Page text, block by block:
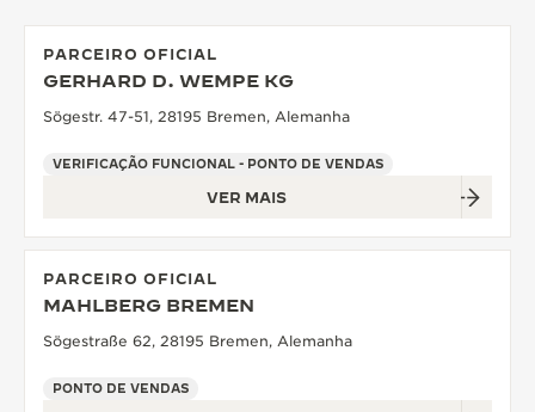
A ODISSEIA ESTELAR
VER TODOS OS EVENTOS
PARCEIRO OFICIAL
GERHARD D. WEMPE KG
Sögestr. 47-51, 28195 Bremen, Alemanha
VERIFICAÇÃO FUNCIONAL - PONTO DE VENDAS
VER MAIS
PARCEIRO OFICIAL
MAHLBERG BREMEN
Sögestraße 62, 28195 Bremen, Alemanha
PONTO DE VENDAS